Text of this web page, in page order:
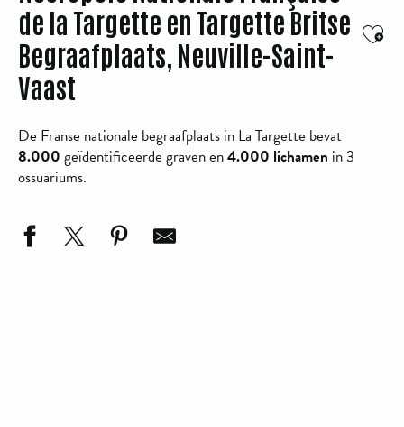
de la Targette en Targette Britse
Begraafplaats, Neuville-Saint-
Vaast
De Franse nationale begraafplaats in La Targette bevat
8.000 geïdentificeerde graven en4.000 lichamen in 3
ossuariums.